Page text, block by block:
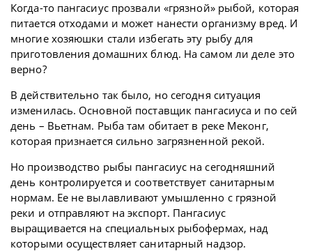
Когда-то пангасиус прозвали «грязной» рыбой, которая
питается отходами и может нанести организму вред. И
многие хозяюшки стали избегать эту рыбу для
приготовления домашних блюд. На самом ли деле это
верно?
В действительно так было, но сегодня ситуация
изменилась. Основной поставщик пангасиуса и по сей
день – Вьетнам. Рыба там обитает в реке Меконг,
которая признается сильно загрязненной рекой.
Но производство рыбы пангасиус на сегодняшний
день контролируется и соответствует санитарным
нормам. Ее не вылавливают умышленно с грязной
реки и отправляют на экспорт. Пангасиус
выращивается на специальных рыбофермах, над
которыми осуществляет санитарный надзор.